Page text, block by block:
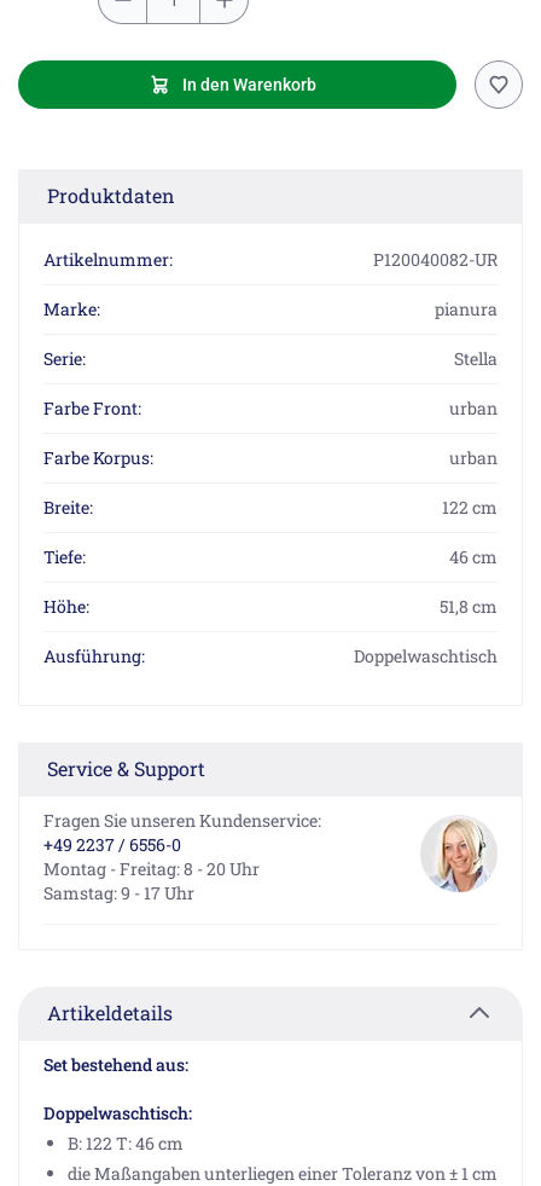
In den Warenkorb
Produktdaten
Artikelnummer: P120040082-UR
Marke: pianura
Serie: Stella
Farbe Front: urban
Farbe Korpus: urban
Breite: 122 cm
Tiefe: 46 cm
Höhe: 51,8 cm
Ausführung: Doppelwaschtisch
Service & Support
Fragen Sie unseren Kundenservice:
+49 2237 / 6556-0
Montag - Freitag: 8 - 20 Uhr
Samstag: 9 - 17 Uhr
Artikeldetails
Set bestehend aus:
Doppelwaschtisch:
B: 122 T: 46 cm
die Maßangaben unterliegen einer Toleranz von ± 1 cm